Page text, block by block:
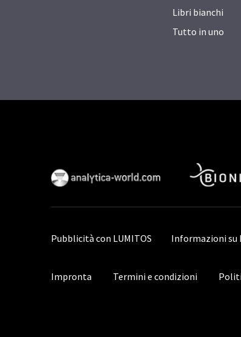
Libri bianchi
Tutto in uno
Pubblicità con LUMITOS Informazioni su
Impronta Termini e condizioni